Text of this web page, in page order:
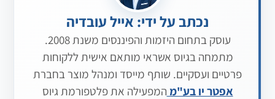
נכתב על ידי: אייל עובדיה
עוסק בתחום היזמות והפיננסים משנת 2008.
מתמחה בגיוס אשראי מותאם אישית ללקוחות
פרטיים ועסקיים. שותף מייסד ומנהל מוצר בחברת
אפטר יו בע"מ המפעילה את פלטפורמת גיוס